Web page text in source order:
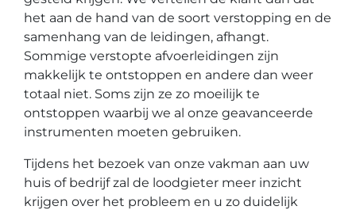
het aan de hand van de soort verstopping en de
samenhang van de leidingen, afhangt.
Sommige verstopte afvoerleidingen zijn
makkelijk te ontstoppen en andere dan weer
totaal niet. Soms zijn ze zo moeilijk te
ontstoppen waarbij we al onze geavanceerde
instrumenten moeten gebruiken.
Tijdens het bezoek van onze vakman aan uw
huis of bedrijf zal de loodgieter meer inzicht
krijgen over het probleem en u zo duidelijk